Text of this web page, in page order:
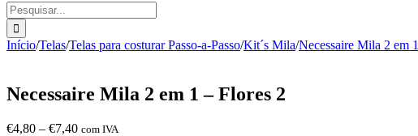
Pesquisar
Início/Telas/Telas para costurar Passo-a-Passo/Kit´s Mila/Necessaire Mila 2 em 1
Necessaire Mila 2 em 1 – Flores 2
€4,80 – €7,40Price
com IVA